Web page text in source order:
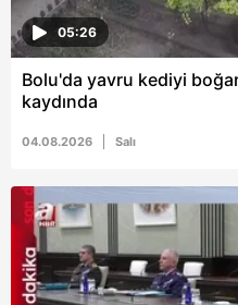
05:26
Bolu'da yavru kediyi
kaydında
04.08.2026 Salı